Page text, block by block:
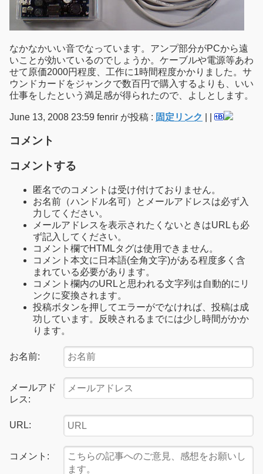
なかなかいい音でなっています。アンプ部分がPCから遠
いことが効いているのでしょうか。ケーブルや電源等あわ
せて原価2000円程度、工作に1時間程度かかりました。サ
ウンドカードをジャンクで数百円で購入するよりも、いい
仕事をしたという満足感が得られたので、よしとします。
June 13, 2008 23:59 fenrir が投稿 : 固定リンク
コメント
コメントする
匿名でのコメントは受け付けておりません。
お名前（ハンドル名可）とメールアドレスは必ず入
力してください。
メールアドレスを表示されたくないときはURLも必
ず記入してください。
コメント欄でHTMLタグは使用できません。
コメント本文に日本語(全角文字)がある程度多く含
まれている必要があります。
コメント欄内のURLと思われる文字列は自動的にリ
ンクに変換されます。
投稿ボタンを押してエラーがでなければ、投稿は成
功しています。反映されるまでには少し時間がかか
ります。
お名前:
メールアド
レス:
URL:
コメント: